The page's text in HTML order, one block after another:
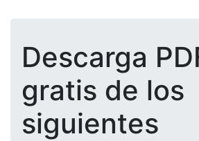
Descarga
gratis de los
siguientes